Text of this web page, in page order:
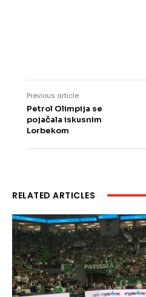
Previous article
Petrol Olimpija se
pojačala iskusnim
Lorbekom
RELATED ARTICLES